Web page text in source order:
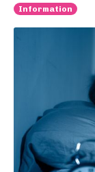
Information